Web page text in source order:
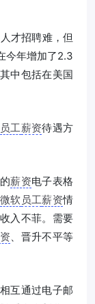
才招聘难，但
今年增加了2.3
中包括在美国
员工薪资待遇方
薪资电子表格
微软 员工薪资情
入不菲。需要
、晋升不平等
相互通过电子邮